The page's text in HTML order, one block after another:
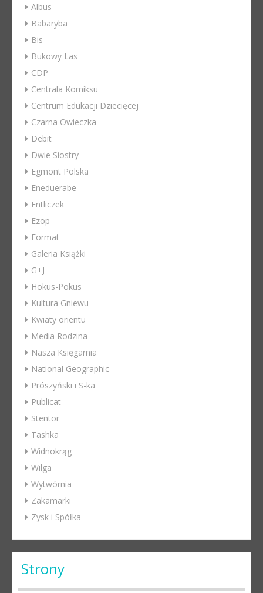
Albus
Babaryba
Bis
Bukowy Las
CDP
Centrala Komiksu
Centrum Edukacji Dziecięcej
Czarna Owieczka
Debit
Dwie Siostry
Egmont Polska
Eneduerabe
Entliczek
Ezop
Format
Galeria Książki
G+J
Hokus-Pokus
Kultura Gniewu
Kwiaty orientu
Media Rodzina
Nasza Księgarnia
National Geographic
Prószyński i S-ka
Publicat
Stentor
Tashka
Widnokrąg
Wilga
Wytwórnia
Zakamarki
Zysk i Spółka
Strony